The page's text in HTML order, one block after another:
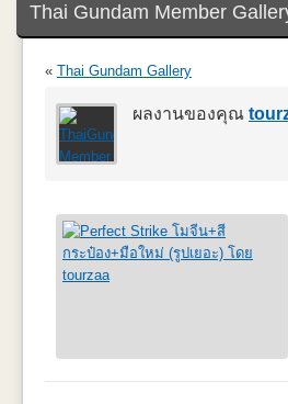
Thai Gundam Member
« Thai Gundam Gallery
ผลงานของคุณ